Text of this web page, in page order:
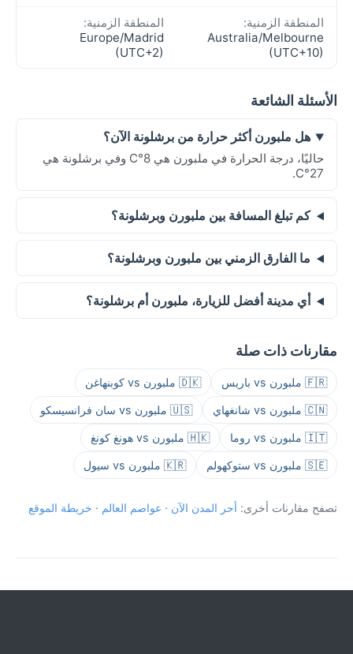
المنطقة الزمنية:
Australia/Melbourne
(UTC+10)
المنطقة الزمنية:
Europe/Madrid
(UTC+2)
الأسئلة الشائعة
هل ملبورن أكثر حرارة من برشلونة الآن؟
حاليًا، درجة الحرارة في ملبورن هي 8°C وفي برشلونة هي
27°C.
كم تبلغ المسافة بين ملبورن وبرشلونة؟
ما الفارق الزمني بين ملبورن وبرشلونة؟
أي مدينة أفضل للزيارة، ملبورن أم برشلونة؟
مقارنات ذات صلة
🇫🇷 ملبورن vs باريس 🇩🇰 ملبورن vs كوبنهاغن
🇨🇳 ملبورن vs شانغهاي 🇺🇸 ملبورن vs سان فرانسيسكو
🇮🇹 ملبورن vs روما 🇭🇰 ملبورن vs هونغ كونغ
🇸🇪 ملبورن vs ستوكهولم 🇰🇷 ملبورن vs سيول
تصفح مقارنات أخرى: أحر المدن الآن · عواصم العالم · خريطة الموقع